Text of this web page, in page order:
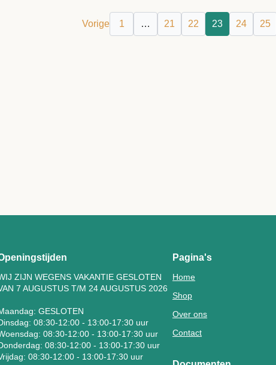
Vorige 1 … 21 22 23 24 25
ZIJN WEGENS VAKANTIE GESLOTEN
7 AUGUSTUS T/M 24 AUGUSTUS 2026
GESLOTEN
08:30-12:00 - 13:00-17:30 uur
08:30-12:00 - 13:00-17:30 uur
08:30-12:00 - 13:00-17:30 uur
08:30-12:00 - 13:00-17:30 uur
Pagina's
Home
Shop
Over ons
Contact